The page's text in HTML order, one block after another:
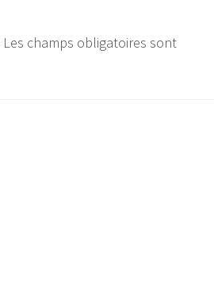
Les champs obligatoires sont